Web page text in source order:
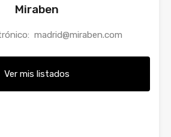
Miraben
madrid@miraben.com
Ver mis listados